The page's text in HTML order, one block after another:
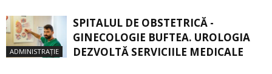
ADMINISTRAȚIE
SPITALUL DE OBSTETRICĂ -
GINECOLOGIE BUFTEA. UROLOGIA
DEZVOLTĂ SERVICIILE MEDICALE